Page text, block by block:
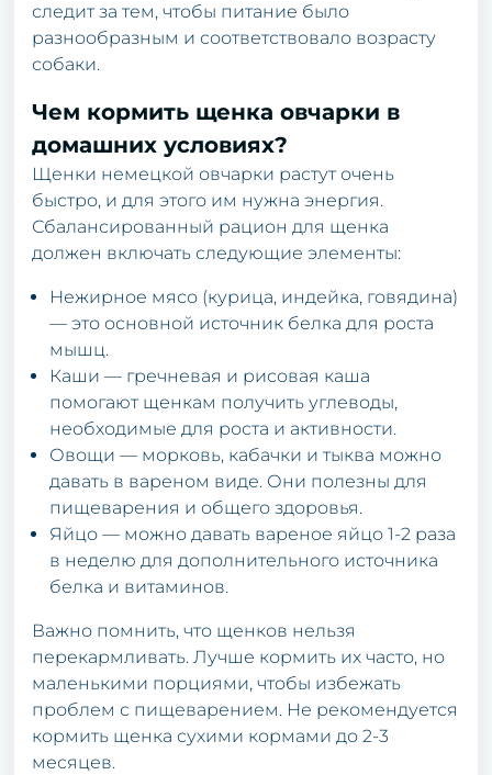
следит за тем, чтобы питание было
разнообразным и соответствовало возрасту
собаки.
Чем кормить щенка овчарки в
домашних условиях?
Щенки немецкой овчарки растут очень
быстро, и для этого им нужна энергия.
Сбалансированный рацион для щенка
должен включать следующие элементы:
Нежирное мясо (курица, индейка, говядина)
— это основной источник белка для роста
мышц.
Каши — гречневая и рисовая каша
помогают щенкам получить углеводы,
необходимые для роста и активности.
Овощи — морковь, кабачки и тыква можно
давать в вареном виде. Они полезны для
пищеварения и общего здоровья.
Яйцо — можно давать вареное яйцо 1-2 раза
в неделю для дополнительного источника
белка и витаминов.
Важно помнить, что щенков нельзя
перекармливать. Лучше кормить их часто, но
маленькими порциями, чтобы избежать
проблем с пищеварением. Не рекомендуется
кормить щенка сухими кормами до 2-3
месяцев.